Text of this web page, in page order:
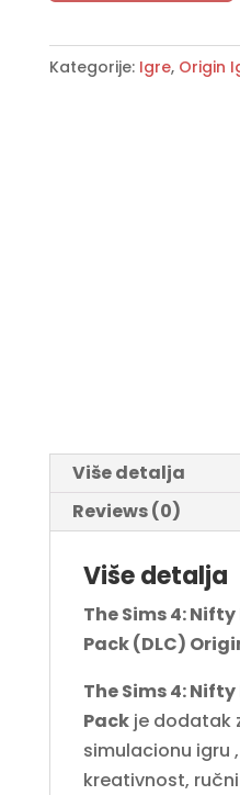
Kategorije: Igre, Origin
Više detalja
Reviews (0)
Više detalja
The Sims 4:
Pack (DLC)
The Sims 4:
Packje dodatak
simulacionu igru
kreativnost,